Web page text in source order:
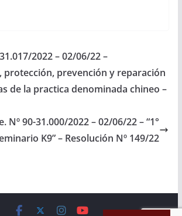
de
2022 – 02/06/22 –
protección, prevención y reparación
de la practica denominada chineo –
Nº 90-31.000/2022 – 02/06/22 – “1°
K9” – Resolución Nº 149/22